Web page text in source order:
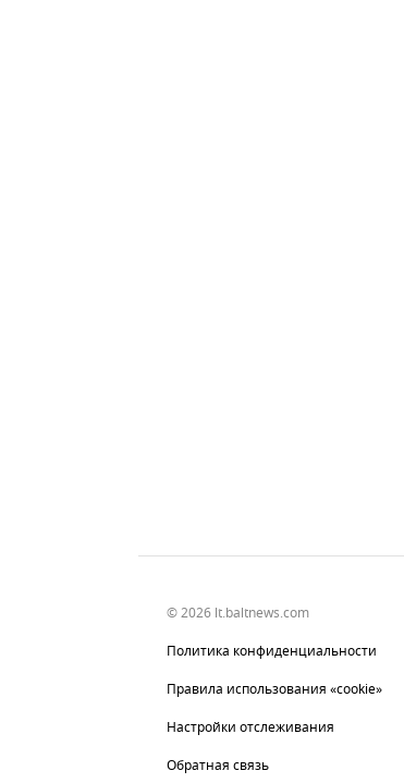
© 2026 lt.baltnews.com
Политика конфиденциальности
Правила использования «cookie»
Настройки отслеживания
Обратная связь